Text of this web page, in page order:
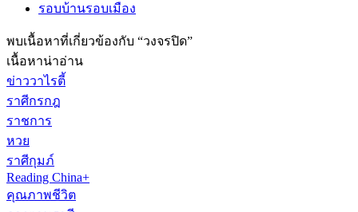
รอบบ้านรอบเมือง
พบเนื้อหาที่เกี่ยวข้องกับ “วงจรปิด”
เนื้อหาน่าอ่าน
ข่าววาไรตี้
ราศีกรกฎ
ราชการ
หวย
ราศีกุมภ์
Reading China+
คุณภาพชีวิต